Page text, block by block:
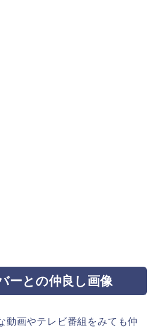
ーとの仲良し画像
動画やテレビ番組をみても仲